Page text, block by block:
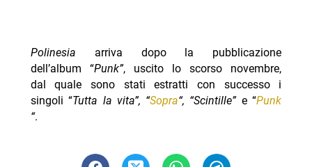
Polinesia arriva dopo la pubblicazione
dell’album “Punk”, uscito lo scorso novembre,
dal quale sono stati estratti con successo i
singoli “Tutta la vita”, “Sopra“, “Scintille”e “Punk
“.